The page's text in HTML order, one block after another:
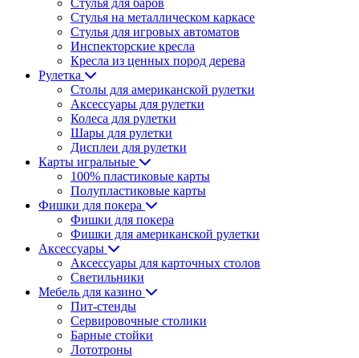
Стулья для баров
Стулья на металлическом каркасе
Стулья для игровых автоматов
Инспекторские кресла
Кресла из ценных пород дерева
Рулетка
Столы для американской рулетки
Аксессуары для рулетки
Колеса для рулетки
Шары для рулетки
Дисплеи для рулетки
Карты игральные
100% пластиковые карты
Полупластиковые карты
Фишки для покера
Фишки для покера
Фишки для американской рулетки
Аксессуары
Аксессуары для карточных столов
Светильники
Мебель для казино
Пит-стенды
Сервировочные столики
Барные стойки
Лототроны